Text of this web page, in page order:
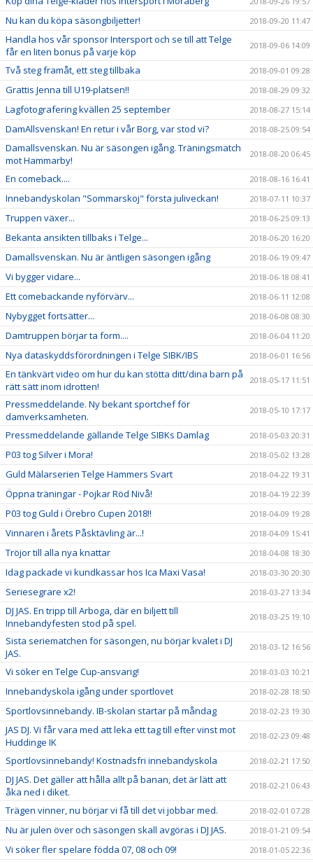
Nu kan du köpa säsongbiljetter! 2018-09-20 11:47
Handla hos vår sponsor Intersport och se till att Telge
får en liten bonus på varje köp
2018-09-06 14:09
Två steg framåt, ett steg tillbaka 2018-09-01 09:28
Grattis Jenna till U19-platsen!! 2018-08-29 09:32
Lagfotografering kvällen 25 september 2018-08-27 15:14
DamAllsvenskan! En retur i vår Borg, var stod vi? 2018-08-25 09:54
Damallsvenskan. Nu är säsongen igång. Träningsmatch
mot Hammarby!
2018-08-20 06:45
En comeback.... 2018-08-16 16:41
Innebandyskolan "Sommarskoj" första juliveckan! 2018-07-11 10:37
Truppen växer... 2018-06-25 09:13
Bekanta ansikten tillbaks i Telge... 2018-06-20 16:20
Damallsvenskan. Nu är äntligen säsongen igång 2018-06-19 09:47
Vi bygger vidare... 2018-06-18 08:41
Ett comebackande nyförvärv... 2018-06-11 12:08
Nybygget fortsätter... 2018-06-08 08:30
Damtruppen börjar ta form.... 2018-06-04 11:20
Nya dataskyddsförordningen i Telge SIBK/IBS 2018-06-01 16:56
En tänkvärt video om hur du kan stötta ditt/dina barn på
rätt sätt inom idrotten!
2018-05-17 11:51
Pressmeddelande. Ny bekant sportchef för
damverksamheten.
2018-05-10 17:17
Pressmeddelande gällande Telge SIBKs Damlag 2018-05-03 20:31
P03 tog Silver i Mora! 2018-05-02 13:28
Guld Mälarserien Telge Hammers Svart 2018-04-22 19:31
Öppna träningar - Pojkar Röd Nivå! 2018-04-19 22:39
P03 tog Guld i Örebro Cupen 2018!! 2018-04-09 19:28
Vinnaren i årets Påsktävling är...! 2018-04-09 15:41
Tröjor till alla nya knattar 2018-04-08 18:30
Idag packade vi kundkassar hos Ica Maxi Vasa! 2018-03-30 20:30
Seriesegrare x2! 2018-03-27 13:34
DJ JAS. En tripp till Arboga, där en biljett till
Innebandyfesten stod på spel.
2018-03-25 19:10
Sista seriematchen för säsongen, nu börjar kvalet i DJ
JAS.
2018-03-12 16:56
Vi söker en Telge Cup-ansvarig! 2018-03-03 10:21
Innebandyskola igång under sportlovet 2018-02-28 18:50
Sportlovsinnebandy. IB-skolan startar på måndag 2018-02-23 19:30
JAS DJ. Vi får vara med att leka ett tag till efter vinst mot
Huddinge IK
2018-02-23 09:48
Sportlovsinnebandy! Kostnadsfri innebandyskola 2018-02-21 17:50
DJ JAS. Det gäller att hålla allt på banan, det är lätt att
åka ned i diket.
2018-02-21 06:43
Trägen vinner, nu börjar vi få till det vi jobbar med. 2018-02-01 07:28
Nu är julen över och säsongen skall avgöras i DJ JAS. 2018-01-21 09:54
Vi söker fler spelare födda 07, 08 och 09! 2018-01-05 22:36